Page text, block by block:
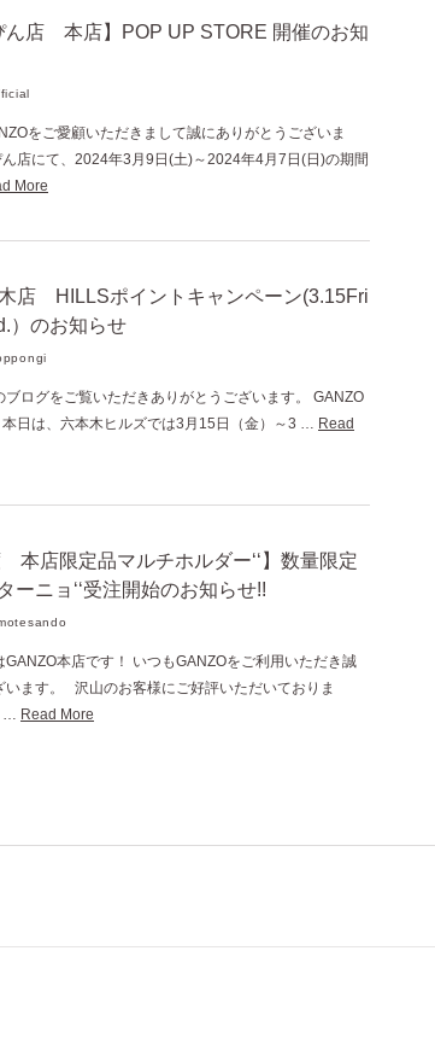
ん店 本店】POP UP STORE 開催のお知
をご愛顧いただきまして誠にありがとうございま
店にて、2024年3月9日(土)～2024年4月7日(日)の期間
More
店 HILLSポイントキャンペーン(3.15Fri
）のお知らせ
ブログをご覧いただきありがとうございます。 GANZO
日は、六本木ヒルズでは3月15日（金）～3 … Read
本店限定品マルチホルダー‘‘】数量限定
ーニョ‘‘受注開始のお知らせ!!
GANZO本店です！ いつもGANZOをご利用いただき誠
います。 沢山のお客様にご好評いただいておりま
… Read More